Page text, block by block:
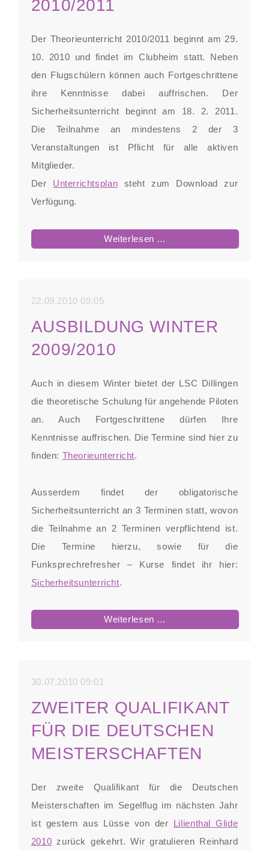
2010/2011
Der Theorieunterricht 2010/2011 beginnt am 29.
10. 2010 und findet im Clubheim statt. Neben
den Flugschülern können auch Fortgeschrittene
ihre Kenntnisse dabei auffrischen. Der
Sicherheitsunterricht beginnt am 18. 2. 2011.
Die Teilnahme an mindestens 2 der 3
Veranstaltungen ist Pflicht für alle aktiven
Mitglieder.
Der Unterrichtsplan steht zum Download zur
Verfügung.
Weiterlesen …
22.09.2010 09:05
AUSBILDUNG WINTER
2009/2010
Auch in diesem Winter bietet der LSC Dillingen
die theoretische Schulung für angehende Piloten
an. Auch Fortgeschrittene dürfen Ihre
Kenntnisse auffrischen. Die Termine sind hier zu
finden: Theorieunterricht.
Ausserdem findet der obligatorische
Sicherheitsunterricht an 3 Terminen statt, wovon
die Teilnahme an 2 Terminen verpflichtend ist.
Die Termine hierzu, sowie für die
Funksprechrefresher – Kurse findet ihr hier:
Sicherheitsunterricht.
Weiterlesen …
30.07.2010 09:01
ZWEITER QUALIFIKANT
FÜR DIE DEUTSCHEN
MEISTERSCHAFTEN
Der zweite Qualifikant für die Deutschen
Meisterschaften im Segelflug im nächsten Jahr
ist gestern aus Lüsse von der Lilienthal Glide
2010 zurück gekehrt. Wir gratulieren Reinhard